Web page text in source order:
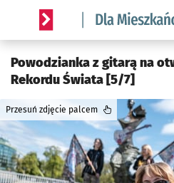
Serwis informacyjny
Powodzianka z gitarą na
Rekordu Świata [5/7]
Przesuń zdjęcie palcem